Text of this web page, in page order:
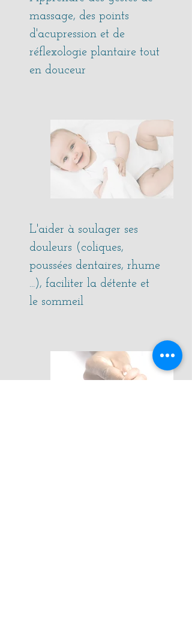
massage, des points
d'acupression et de
réflexologie plantaire tout
en douceur
L'aider à soulager ses
douleurs (coliques,
poussées dentaires, rhume
...), faciliter la détente et
le sommeil